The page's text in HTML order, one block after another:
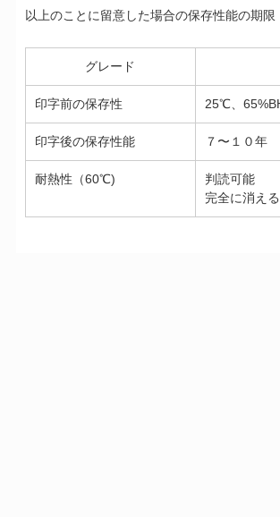
以上のことに留意した場合の保存性能の期限
グレード
印字前の保存性 25℃、
印字後の保存性能 ７〜１０年
耐熱性（60℃)
判読可能
完全に消え